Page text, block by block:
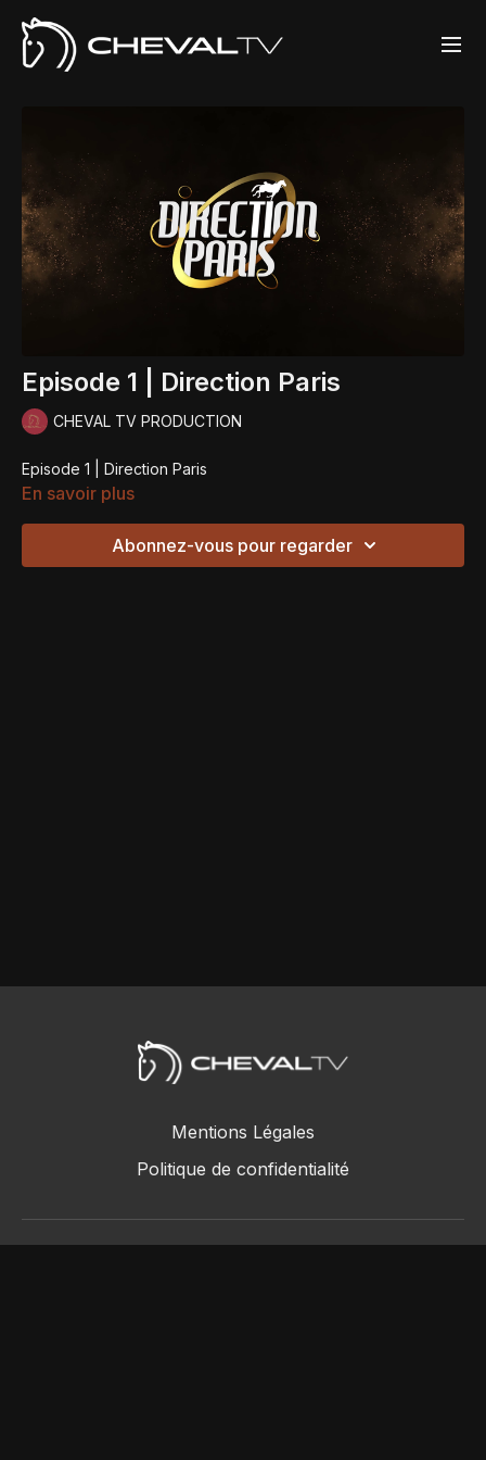
Episode 1 | Direction Paris
CHEVAL TV PRODUCTION
Episode 1 | Direction Paris
En savoir plus
Abonnez-vous pour regarder
Mentions Légales
Politique de confidentialité